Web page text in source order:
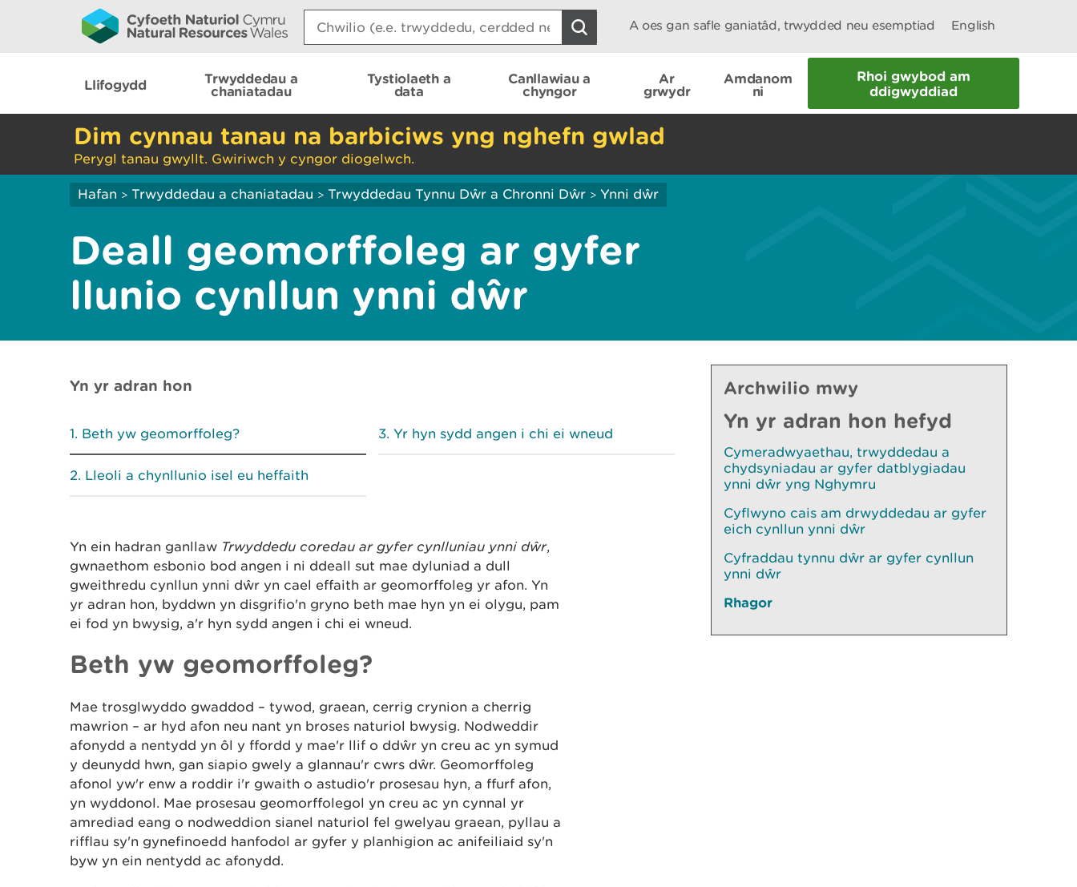
Search:
A oes gan safle ganiatâd, trwydded neu esemptiad English
Llifogydd
Trwyddedau a
chaniatadau
Tystiolaeth a
data
Canllawiau a
chyngor
Ar
grwydr
Amdanom
ni
Rhoi gwybod am
ddigwyddiad
Dim cynnau tanau na barbiciws yng nghefn gwlad
Perygl tanau gwyllt. Gwiriwch y cyngor diogelwch.
Hafan > Trwyddedau a chaniatadau > Trwyddedau Tynnu Dŵr a Chronni Dŵr > Ynni dŵr
Deall geomorffoleg ar gyfer
llunio cynllun ynni dŵr
Yn yr adran hon
Beth yw geomorffoleg?
Lleoli a chynllunio isel eu heffaith
Yr hyn sydd angen i chi ei wneud
Yn ein hadran ganllaw Trwyddedu coredau ar gyfer cynlluniau ynni dŵr,
gwnaethom esbonio bod angen i ni ddeall sut mae dyluniad a dull
gweithredu cynllun ynni dŵr yn cael effaith ar geomorffoleg yr afon. Yn
yr adran hon, byddwn yn disgrifio'n gryno beth mae hyn yn ei olygu, pam
ei fod yn bwysig, a'r hyn sydd angen i chi ei wneud.
Beth yw geomorffoleg?
Mae trosglwyddo gwaddod – tywod, graean, cerrig crynion a cherrig
mawrion – ar hyd afon neu nant yn broses naturiol bwysig. Nodweddir
afonydd a nentydd yn ôl y ffordd y mae'r llif o ddŵr yn creu ac yn symud
y deunydd hwn, gan siapio gwely a glannau'r cwrs dŵr. Geomorffoleg
afonol yw'r enw a roddir i'r gwaith o astudio'r prosesau hyn, a ffurf afon,
yn wyddonol. Mae prosesau geomorffolegol yn creu ac yn cynnal yr
amrediad eang o nodweddion sianel naturiol fel gwelyau graean, pyllau a
rifflau sy'n gynefinoedd hanfodol ar gyfer y planhigion ac anifeiliaid sy'n
byw yn ein nentydd ac afonydd.
Archwilio mwy
Yn yr adran hon hefyd
Cymeradwyaethau, trwyddedau a
chydsyniadau ar gyfer datblygiadau
ynni dŵr yng Nghymru
Cyflwyno cais am drwyddedau ar gyfer
eich cynllun ynni dŵr
Cyfraddau tynnu dŵr ar gyfer cynllun
ynni dŵr
Rhagor